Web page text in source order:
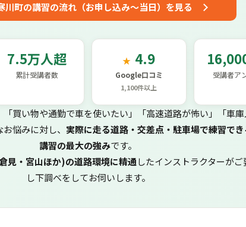
川町の講習の流れ（お申し込み～当日）を見る
7.5万人超
累計受講者数
★ 4.9
Google口コミ
1,100件以上
受講者ア
「買い物や通勤で車を使いたい」「高速道路が怖い」「車
悩みに対し、 実際に走る道路・交差点・駐車場で練習で
講習の最大の強みです。
見・宮山ほか)の道路環境に精通したインストラクターが
し下調べをしてお伺いします。